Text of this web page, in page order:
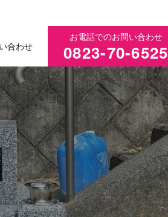
合わせ
お電話でのお問い合わせ
0823-70-6525